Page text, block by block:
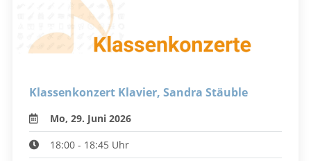
Klassenkonzert Klavier, Sandra Stäuble
Mo, 29. Juni 2026
18:00 - 18:45 Uhr